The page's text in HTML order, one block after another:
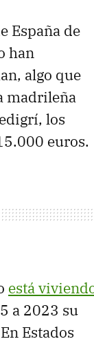
España de
han
algo que
madrileña
los
euros.
está
a 2023 su
Estados